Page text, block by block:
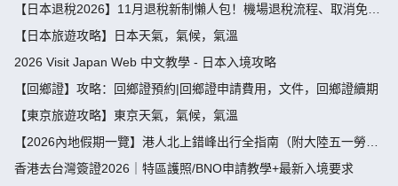
【日本退稅2026】11月退稅新制懶人包！機場退稅流程、取消免稅
袋及限額全攻略 - 永安旅遊
【日本旅遊攻略】日本天氣，氣候，氣溫
2026 Visit Japan Web 中文教學 - 日本入境攻略
【回鄉證】攻略：回鄉證預約|回鄉證申請費用，文件，回鄉證續期
【東京旅遊攻略】東京天氣，氣候，氣溫
【2026內地假期一覽】港人北上錯峰出行全指南（附大陸五一勞動
節，端午節假期攻略）
香港去台灣簽證2026｜特區護照/BNO申請教學+最新入境要求